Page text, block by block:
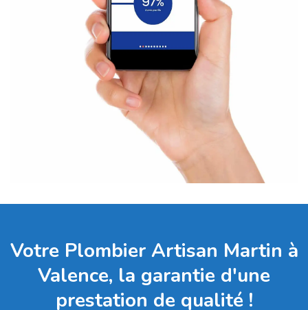
Votre Plombier Artisan Martin à
Valence, la garantie d'une
prestation de qualité !